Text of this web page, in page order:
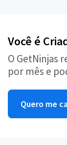
Você é
O GetNinjas
por mês e
Quero me